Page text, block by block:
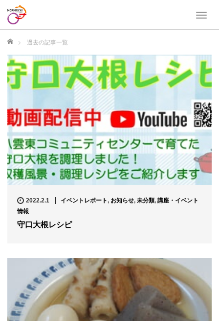
T
l
e
a
v
i
g
a
o
n
ホーム 過去の記事一覧
2022.2.1 イベントレポート, お知らせ, 未分類, 講座・イベント
情報
守口大根レシピ